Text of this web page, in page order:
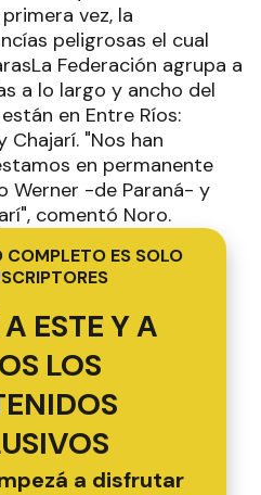
vez, la
peligrosas el cual
Federación agrupa a
a lo largo y ancho del
en Entre Ríos:
Chajarí. "Nos han
en permanente
Werner -de Paraná- y
comentó Noro.
COMPLETO ES SOLO
ESTE Y A
LOS
a disfrutar